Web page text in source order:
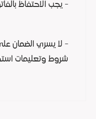
- يجب الاحتفاظ
- لا يسري الضمان
شروط وتعليمات